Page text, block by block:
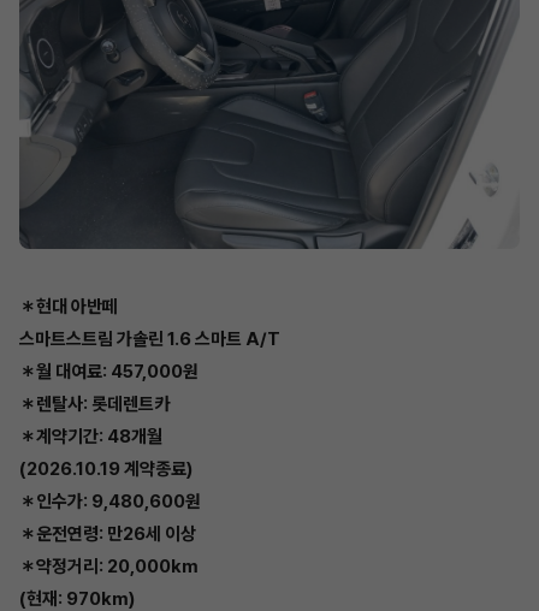
＊현대 아반떼
스마트스트림 가솔린 1.6 스마트 A/T
＊월 대여료: 457,000원
＊렌탈사: 롯데렌트카
＊계약기간: 48개월
(2026.10.19 계약종료)
＊인수가: 9,480,600원
＊운전연령: 만26세 이상
＊약정거리: 20,000km
(현재: 970km)